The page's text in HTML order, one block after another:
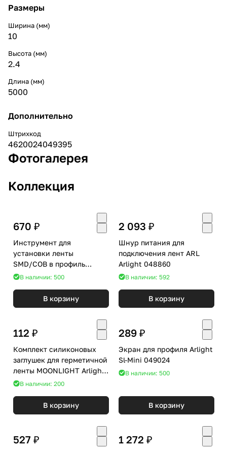
Размеры
Ширина (мм)
10
Высота (мм)
2.4
Длина (мм)
5000
Дополнительно
Штрихкод
4620024049395
Фотогалерея
Коллекция
670 ₽
Инструмент для
установки ленты
SMD/COB в профиль
Arlight 050240
В наличии: 500
В корзину
2 093 ₽
Шнур питания для
подключения лент ARL
Arlight 048860
В наличии: 592
В корзину
112 ₽
Комплект силиконовых
заглушек для герметичной
ленты MOONLIGHT Arlight
041058
В наличии: 200
В корзину
289 ₽
Экран для профиля Arlight
Sl-Mini 049024
В наличии: 500
В корзину
527 ₽ 1 272 ₽